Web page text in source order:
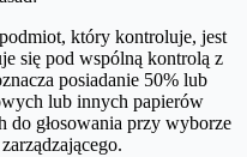
który kontroluje, jest
się pod wspólną kontrolą z
posiadanie 50% lub
lub innych papierów
do głosowania przy wyborze